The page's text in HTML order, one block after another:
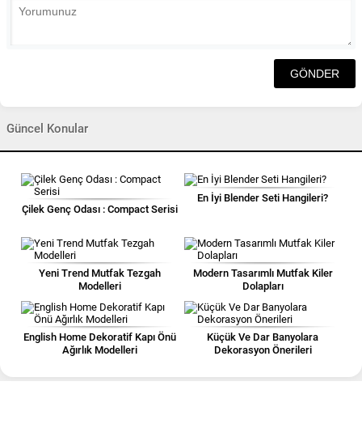
Güncel Konular
Çilek Genç Odası : Compact Serisi
En İyi Blender Seti Hangileri?
Yeni Trend Mutfak Tezgah
Modelleri
Modern Tasarımlı Mutfak Kiler
Dolapları
English Home Dekoratif Kapı Önü
Ağırlık Modelleri
Küçük Ve Dar Banyolara
Dekorasyon Önerileri